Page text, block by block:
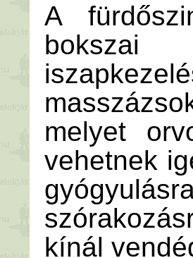
A
melyet
vehetnek
kínál